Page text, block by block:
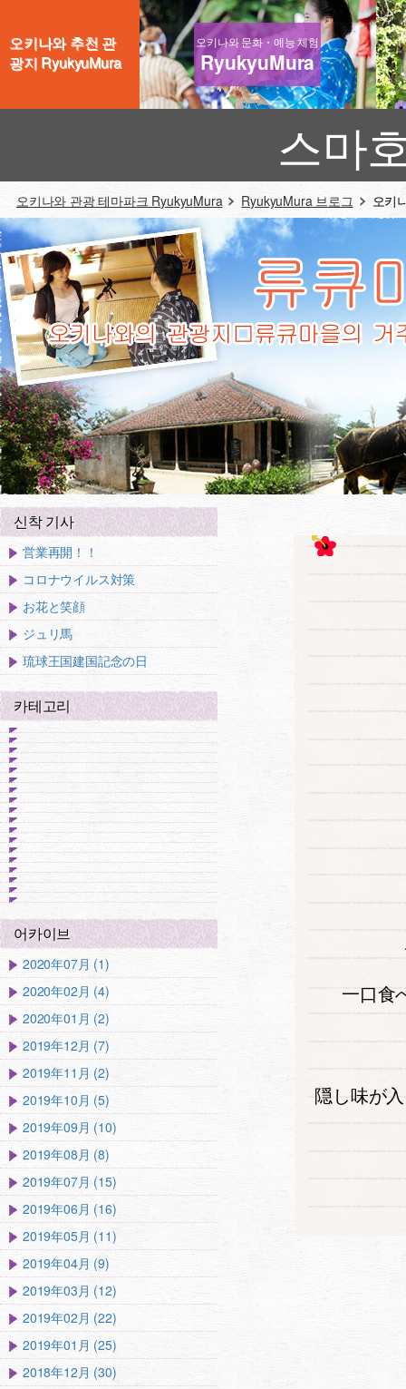
오키나와 추천 관
광지 RyukyuMura
오키나와 문화・예능 체험
RyukyuMura
스마
오키나와 관광 테마파크 RyukyuMura RyukyuMura 브로그 오키
一口食
隠し味が
신착 기사
営業再開！！
コロナウイルス対策
お花と笑顔
ジュリ馬
琉球王国建国記念の日
카테고리
어카이브
2020年07月 (1)
2020年02月 (4)
2020年01月 (2)
2019年12月 (7)
2019年11月 (2)
2019年10月 (5)
2019年09月 (10)
2019年08月 (8)
2019年07月 (15)
2019年06月 (16)
2019年05月 (11)
2019年04月 (9)
2019年03月 (12)
2019年02月 (22)
2019年01月 (25)
2018年12月 (30)